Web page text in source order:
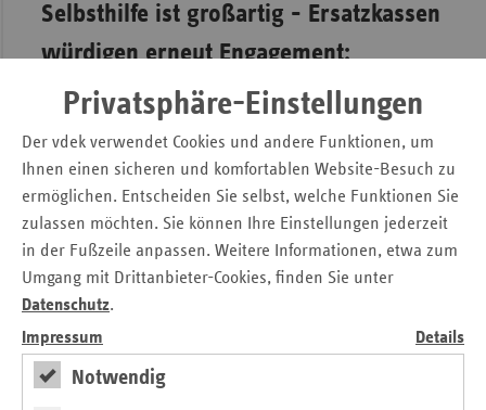
Privatsphäre-Einstellungen
Der vdek verwendet Cookies und andere Funktionen, um
Ihnen einen sicheren und komfortablen Website-Besuch zu
ermöglichen. Entscheiden Sie selbst, welche Funktionen Sie
zulassen möchten. Sie können Ihre Einstellungen jederzeit
in der Fußzeile anpassen. Weitere Informationen, etwa zum
Umgang mit Drittanbieter-Cookies, finden Sie unter
Datenschutz.
Impressum
Details
Notwendig
Selbsthilfe ist großartig - Ersatzkassen
würdigen erneut Engagement:
Ausschreibung des 12. Sächsischen
Selbsthilfepreises der Ersatzkassen
Das Leben mit einer chronischen Erkrankung stellt häufig